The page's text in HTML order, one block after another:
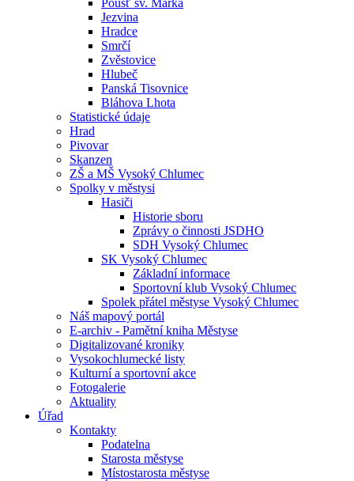
Poušť sv. Marka
Jezvina
Hradce
Smrčí
Zvěstovice
Hlubeč
Panská Tisovnice
Bláhova Lhota
Statistické údaje
Hrad
Pivovar
Skanzen
ZŠ a MŠ Vysoký Chlumec
Spolky v městysi
Hasiči
Historie sboru
Zprávy o činnosti JSDHO
SDH Vysoký Chlumec
SK Vysoký Chlumec
Základní informace
Sportovní klub Vysoký Chlumec
Spolek přátel městyse Vysoký Chlumec
Náš mapový portál
E-archiv - Pamětní kniha Městyse
Digitalizované kroniky
Vysokochlumecké listy
Kulturní a sportovní akce
Fotogalerie
Aktuality
Úřad
Kontakty
Podatelna
Starosta městyse
Místostarosta městyse